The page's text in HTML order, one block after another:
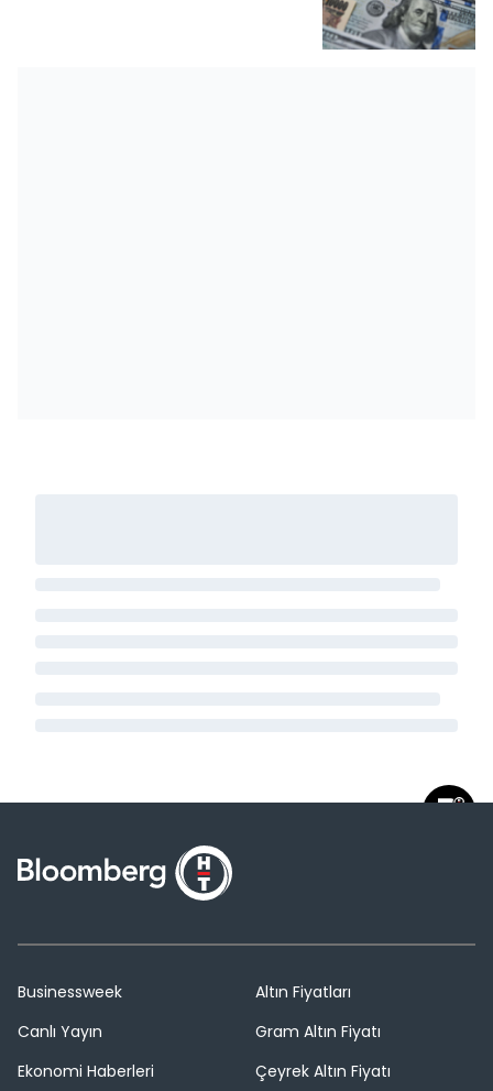
Businessweek
Canlı Yayın
Ekonomi Haberleri
Altın Fiyatları
Gram Altın Fiyatı
Çeyrek Altın Fiyatı